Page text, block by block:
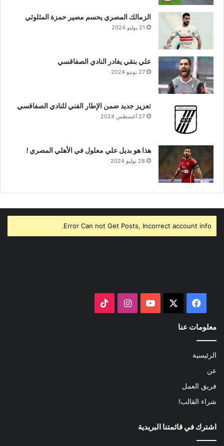
الزمالك المصري يحسم مصير حمزة المثلوثي
21 يوليو 2024
علي بنقي يغادر النادي الصفاقسي
27 يونيو 2024
تعزيز جديد ضمن الإطار الفني للنادي الصفاقسي
27 أغسطس 2024
هذا هو بديل علي معلول في الأهلي المصري !
28 يوليو 2024
Error Can not Get Posts, Incorrect account info.
فيسبوك ‫YouTubeانستقرام
معلومات عنا
الرئيسية
عن
فريق العمل
شراء القالب!
اشترك في قائمتنا البريدية